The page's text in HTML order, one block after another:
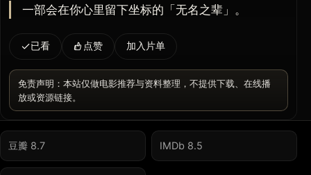
一部会在你心里留下坐标的「无名之辈」。
已看 点赞 加入片单
免责声明：本站仅做电影推荐与资料整理，不提供下载、在线播
放或资源链接。
豆瓣 8.7 IMDb 8.5